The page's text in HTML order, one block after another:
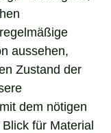
aussehen,
Zustand der
dem nötigen
für Material